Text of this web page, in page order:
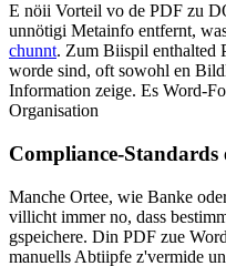
E nöii Vorteil vo de PDF zu
unnötigi Metainfo entfernt,
chunnt. Zum Biispil enthalted
worde sind, oft sowohl en
Information zeige. Es Word-
Organisation
Compliance-Standards
Manche Ortee, wie Banke
villicht immer no, dass
gspeichere. Din PDF zue
manuells Abtiipfe z'vermide